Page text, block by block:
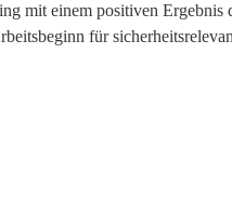
mit einem positiven
für